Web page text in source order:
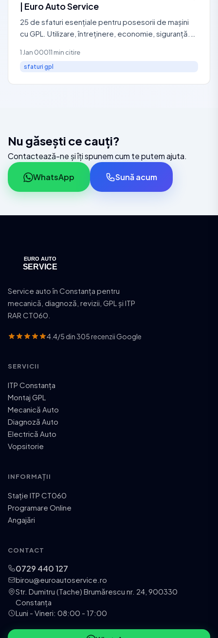
| Euro Auto Service
25 de sfaturi esențiale pentru posesorii de mașini
cu GPL. Utilizare, întreținere, economie, siguranță.
1 Jan 00011 min citire
sfaturi gpl
Nu găsești ce cauți?
Contactează-ne și îți spunem cum te putem ajuta.
WhatsApp Sună acum
Service auto în Constanța pentru
mecanică, diagnoză, revizii, GPL și ITP
RAR CT060.
4.4/5 din 305 recenzii Google
SERVICII
ITP Constanța
Montaj GPL
Mecanică Auto
Diagnoză Auto
Electrică Auto
Vopsitorie
INFORMAȚII
Stație ITP CT060
Programare Online
Angajări
CONTACT
0729 440 127
birou@euroautoservice.ro
Str. Dumitru (Tache) Brumărescu nr. 24, 900330
Constanța
Luni - Vineri: 08:00 - 17:00